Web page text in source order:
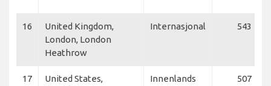
16
United Kingdom,
London, London
Heathrow
Internasjonal 543
17
United States,
Innenlands 507